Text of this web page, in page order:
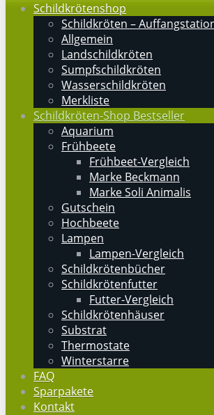
Schildkrötenshop
Schildkröten –
Allgemein
Landschildkröten
Sumpfschildkröten
Wasserschildkröten
Merkliste
Schildkröten-Shop Bestseller
Aquarium
Frühbeete
Frühbeet-Vergleich
Marke Beckmann
Marke Soli Animalis
Gutschein
Hochbeete
Lampen
Lampen-Vergleich
Schildkrötenbücher
Schildkrötenfutter
Futter-Vergleich
Schildkrötenhäuser
Substrat
Thermostate
Winterstarre
FAQ
Sparpakete
Kontakt